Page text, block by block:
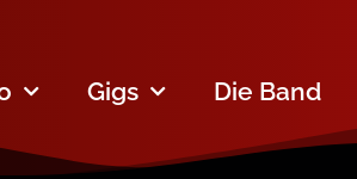
Gigs Die Band